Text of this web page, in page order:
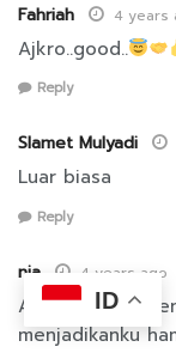
Fahriah 4 years
Ajkro..good..
Reply
Slamet Mulyadi
Luar biasa
Reply
nia 4 years ago
Ajzko sangat
menjadikanku
ID